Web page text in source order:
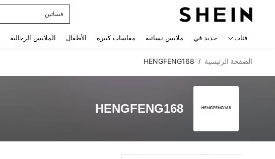
فساتين
فئات جديد في ملابس نسائية مقاسات كبيرة الأطفال الملابس الرجالية
الصفحة الرئيسية /
HENGFENG168
HENGFENG168